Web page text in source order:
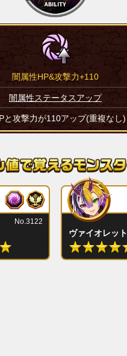
闇属性HP&攻撃力+110
闇属性ステータスアップ
と攻撃力が110アップ(重複なし)
No.3122
ヴァイオレット